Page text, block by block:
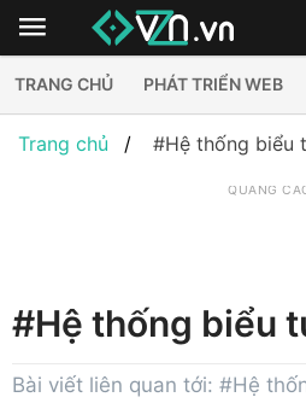
TRANG CHỦ PHÁT TRIỂN WEB
Trang chủ #Hệ thống biểu
QUẢNG
#Hệ thống biểu
Bài viết liên quan tới: #Hệ